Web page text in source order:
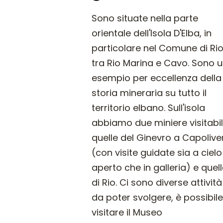
Sono situate nella parte
orientale dell'Isola D'Elba, in
particolare nel Comune di Rio
tra Rio Marina e Cavo. Sono
esempio per eccellenza della
storia mineraria su tutto il
territorio elbano. Sull'isola
abbiamo due miniere
quelle del Ginevro a
(con visite guidate sia a cielo
aperto che in galleria) e
di Rio. Ci sono diverse attività
da poter svolgere, è possibile
visitare il Museo